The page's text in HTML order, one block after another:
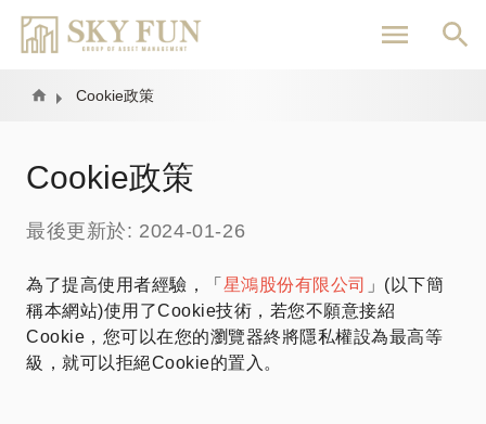
Home Cookie政策
Cookie政策
最後更新於: 2024-01-26
為了提高使用者經驗，「 星鴻股份有限公司 」(以下簡
稱本網站)使用了Cookie技術，若您不願意接紹
Cookie，您可以在您的瀏覽器終將隱私權設為最高等
級，就可以拒絕Cookie的置入。